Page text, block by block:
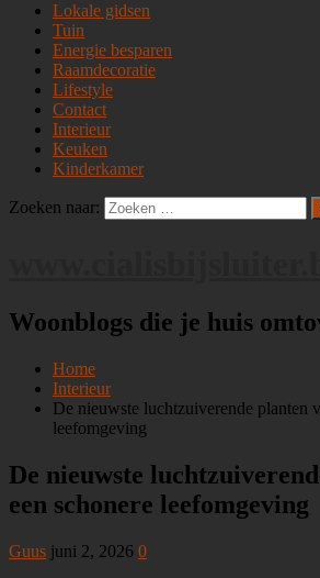
Lokale gidsen
Tuin
Energie besparen
Raamdecoratie
Lifestyle
Contact
Interieur
Keuken
Kinderkamer
Zoeken naar:
Woonblogs die je huis
Home
Interieur
De nieuwste luchtzuiverende planten
leefomgeving
De nieuwste
een schonere leefomgeving
Guus juni 2, 2026 0